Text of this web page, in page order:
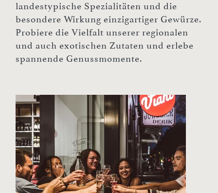
landestypische Spezialitäten und die
besondere Wirkung einzigartiger Gewürze.
Probiere die Vielfalt unserer regionalen
und auch exotischen Zutaten und erlebe
spannende Genussmomente.